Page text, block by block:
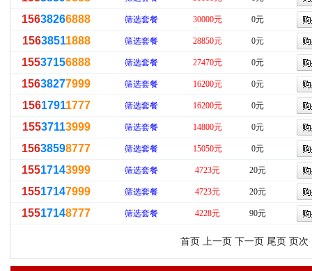
15638266888 筛选套餐 30000元 0元
15638511888 筛选套餐 28850元 0元
15537156888 筛选套餐 27470元 0元
15638277999 筛选套餐 16200元 0元
15617911777 筛选套餐 16200元 0元
15537113999 筛选套餐 14800元 0元
15638598777 筛选套餐 15050元 0元
15517143999 筛选套餐 4723元 20元
15517147999 筛选套餐 4723元 20元
15517148777 筛选套餐 4228元 90元
首页 上一页 下一页 尾页页次